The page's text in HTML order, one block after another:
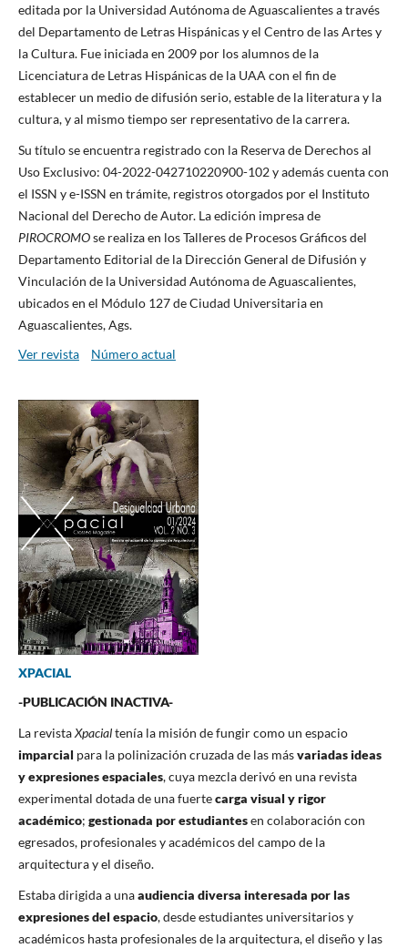
editada por la Universidad Autónoma de Aguascalientes a través
del Departamento de Letras Hispánicas y el Centro de las Artes y
la Cultura. Fue iniciada en 2009 por los alumnos de la
Licenciatura de Letras Hispánicas de la UAA con el fin de
establecer un medio de difusión serio, estable de la literatura y la
cultura, y al mismo tiempo ser representativo de la carrera.
Su título se encuentra registrado con la Reserva de Derechos al
Uso Exclusivo: 04-2022-042710220900-102 y además cuenta con
el ISSN y e-ISSN en trámite, registros otorgados por el Instituto
Nacional del Derecho de Autor. La edición impresa de
PIROCROMOse realiza en los Talleres de Procesos Gráficos del
Departamento Editorial de la Dirección General de Difusión y
Vinculación de la Universidad Autónoma de Aguascalientes,
ubicados en el Módulo 127 de Ciudad Universitaria en
Aguascalientes, Ags.
Ver revista
Número actual
XPACIAL
-PUBLICACIÓN INACTIVA-
La revistaXpacialtenía la misión de fungir como un espacio
imparcial para la polinización cruzada de las másvariadas ideas
y expresiones espaciales,cuya mezcla derivó en una revista
experimental dotada de una fuertecarga visual y rigor
académico; gestionada por estudiantesen colaboración con
egresados, profesionales y académicos del campo de la
arquitectura y el diseño.
Estaba dirigida a unaaudiencia diversa interesada por las
expresiones del espacio, desde estudiantes universitarios y
académicos hasta profesionales de la arquitectura, el diseño y las